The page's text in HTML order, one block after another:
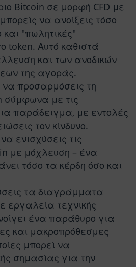
Bitcoin σε μορφή CFD με
να ανοίξεις τόσο
"πωλητικές"
token. Αυτό καθιστά
και των ανοδικών
της αγοράς.
να προσαρμόσεις τη
με τις
παράδειγμα, με εντολές
τον κίνδυνο.
ενισχύσεις τις
με μόχλευση – ένα
τόσο τα κέρδη όσο και
τα διαγράμματα
εργαλεία τεχνικής
ένα παράθυρο για
και μακροπρόθεσμες
μπορεί να
σημασίας για την